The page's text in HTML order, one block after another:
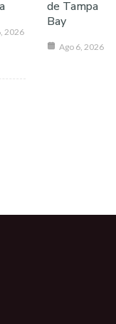
2026
de Tampa
Bay
Ago 6, 2026